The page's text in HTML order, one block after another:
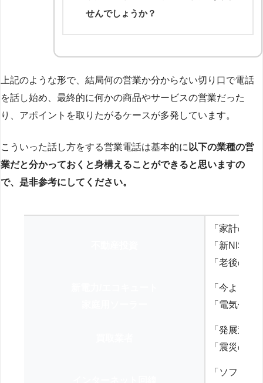
せんでしょうか？
上記のような形で、結局何の営業か分からない切り口で電話
を話し始め、最終的に何かの商品やサービスの営業だった
り、アポイントを取りたがるケースが多発しています。
こういった話し方をする営業電話は基本的に 以下の業種の営
業だと分かっておくと身構えることができると思いますの
で、是非参考にしてください。
「家計の見
「新NISA
「老後の
「今より
「電気代を
「発展途
「震災の
「ソフト